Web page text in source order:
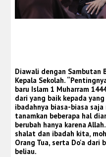
Diawali dengan Sambutan
Kepala Sekolah.
baru Islam 1 Muharram
dari yang baik kepada
ibadahnya biasa-biasa
tanamkan beberapa hal
berubah hanya karena
shalat dan ibadah kita,
Orang Tua, serta Do'a dari
beliau.